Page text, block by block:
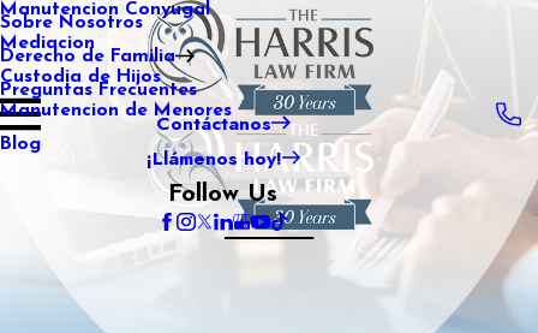
Sobre Nosotros
Derecho de Familia
Manutencion Conyugal
Mediacion
Custodia de Hijos
Manutencion de Menores
Blog
Preguntas Frecuentes
Contáctanos
¡Llámenos hoy!
Follow Us